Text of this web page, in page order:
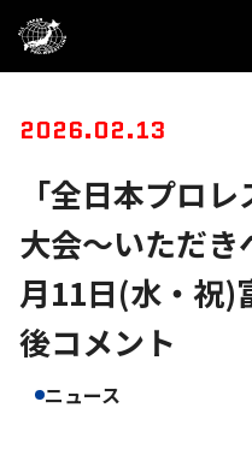
2026.02.13
「全日本プロ
大会～いただ
月11日(水・祝)
後コメント
ニュース